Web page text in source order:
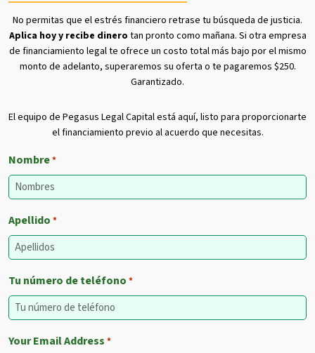
No permitas que el estrés financiero retrase tu búsqueda de justicia.
Aplica hoy y recibe dinero tan pronto como mañana. Si otra empresa
de financiamiento legal te ofrece un costo total más bajo por el mismo
monto de adelanto, superaremos su oferta o te pagaremos $250.
Garantizado.
El equipo de Pegasus Legal Capital está aquí, listo para proporcionarte
el financiamiento previo al acuerdo que necesitas.
Nombre*
Apellido *
Tu número de teléfono *
Your Email Address *